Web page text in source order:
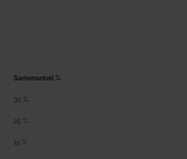
Samenanteil %
30 %
25 %
15 %